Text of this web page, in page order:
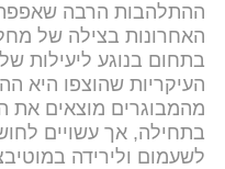
ההתלהבות הרבה
האחרונות בצילה של
בתחום בנוגע ליעילות
העיקריות שהוצפו היא
מהמבוגרים מוצאים את
בתחילה, אך עשויים